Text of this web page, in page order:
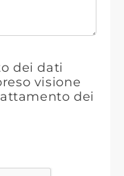
dei dati
visione
dei